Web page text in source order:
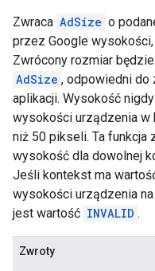
Zwraca AdSize o
przez Google
Zwrócony rozmiar
AdSize , odpowiedni do
aplikacji. Wysokość
wysokości urządzenia w
niż 50 pikseli. Ta funkcja
wysokość dla dowolnej
Jeśli kontekst ma
wysokości urządzenia
jest wartość INVALID .
Zwroty